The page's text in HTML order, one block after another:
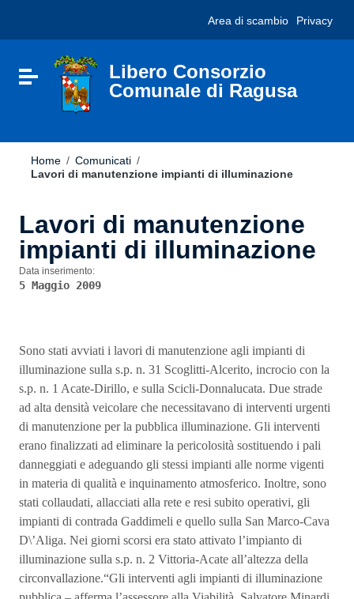
sito
include
Vai al footer
Area di scambio Privacy
Attiva / disattiva la navigazione
Libero Consorzio
Comunale di Ragusa
Home / Comunicati /
Lavori di manutenzione impianti di illuminazione
Lavori di manutenzione
impianti di illuminazione
Data inserimento:
5 Maggio 2009
Sono stati avviati i lavori di manutenzione agli impianti di
illuminazione sulla s.p. n. 31 Scoglitti-Alcerito, incrocio con la
s.p. n. 1 Acate-Dirillo, e sulla Scicli-Donnalucata. Due strade
ad alta densità veicolare che necessitavano di interventi urgenti
di manutenzione per la pubblica illuminazione. Gli interventi
erano finalizzati ad eliminare la pericolosità sostituendo i pali
danneggiati e adeguando gli stessi impianti alle norme vigenti
in materia di qualità e inquinamento atmosferico. Inoltre, sono
stati collaudati, allacciati alla rete e resi subito operativi, gli
impianti di contrada Gaddimeli e quello sulla San Marco-Cava
D\’Aliga. Nei giorni scorsi era stato attivato l’impianto di
illuminazione sulla s.p. n. 2 Vittoria-Acate all’altezza della
circonvallazione.“Gli interventi agli impianti di illuminazione